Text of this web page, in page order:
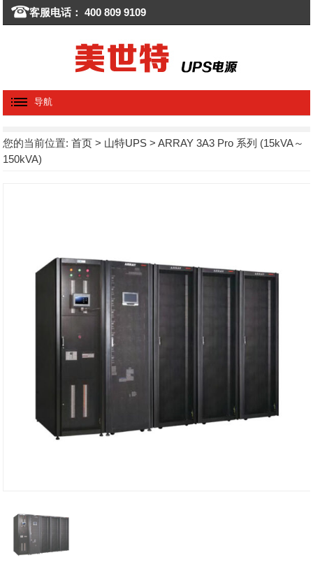
客服电话： 400 809 9109
导航
您的当前位置:首页 > 山特UPS > ARRAY 3A3 Pro 系列 (15kVA～
150kVA)